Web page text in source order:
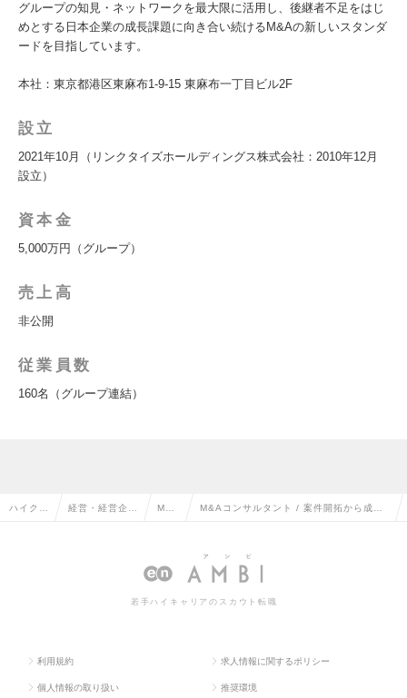
グループの知見・ネットワークを最大限に活用し、後継者不足をはじ
めとする日本企業の成長課題に向き合い続けるM&Aの新しいスタンダ
ードを目指しています。
本社：東京都港区東麻布1-9-15 東麻布一丁目ビル2F
設立
2021年10月（リンクタイズホールディングス株式会社：2010年12月
設立）
資本金
5,000万円（グループ）
売上高
非公開
従業員数
160名（グループ連結）
ハイクラ 経営・経営企 M&A
職
M&Aコンサルタント / 案件開拓から成約
ス）の求人情報
若手ハイキャリアのスカウト転職
利用規約 求人情報に関するポリシー
個人情報の取り扱い 推奨環境